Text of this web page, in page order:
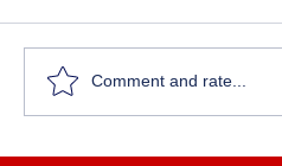
బాల్యపు మధుర స్మృతులు
Comment and rate...